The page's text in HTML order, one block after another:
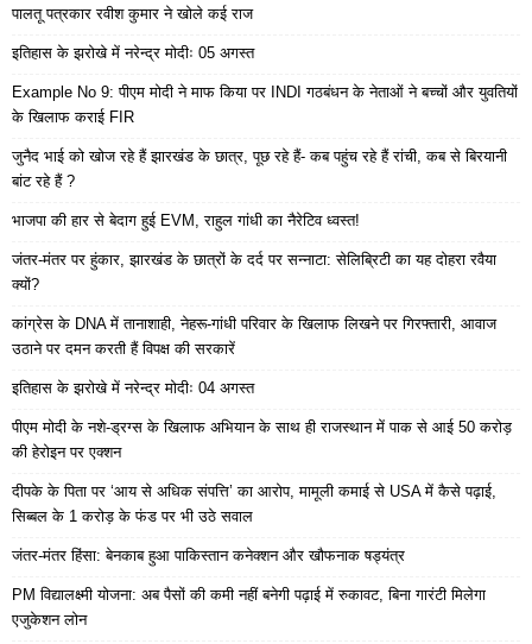
पालतू पत्रकार रवीश कुमार ने खोले कई राज
इतिहास के झरोखे में नरेन्द्र मोदीः 05 अगस्त
Example No 9: पीएम मोदी ने माफ किया पर INDI गठबंधन के नेताओं ने बच्चों और युवतियों
के खिलाफ कराई FIR
जुनैद भाई को खोज रहे हैं झारखंड के छात्र, पूछ रहे हैं- कब पहुंच रहे हैं रांची, कब से बिरयानी
बांट रहे हैं ?
भाजपा की हार से बेदाग हुई EVM, राहुल गांधी का नैरेटिव ध्वस्त!
जंतर-मंतर पर हुंकार, झारखंड के छात्रों के दर्द पर सन्नाटा: सेलिब्रिटी का यह दोहरा रवैया
क्यों?
कांग्रेस के DNA में तानाशाही, नेहरू-गांधी परिवार के खिलाफ लिखने पर गिरफ्तारी, आवाज
उठाने पर दमन करती हैं विपक्ष की सरकारें
इतिहास के झरोखे में नरेन्द्र मोदीः 04 अगस्त
पीएम मोदी के नशे-ड्रग्स के खिलाफ अभियान के साथ ही राजस्थान में पाक से आई 50 करोड़
की हेरोइन पर एक्शन
दीपके के पिता पर ‘आय से अधिक संपत्ति’ का आरोप, मामूली कमाई से USA में कैसे पढ़ाई,
सिब्बल के 1 करोड़ के फंड पर भी उठे सवाल
जंतर-मंतर हिंसा: बेनकाब हुआ पाकिस्तान कनेक्शन और खौफनाक षड्यंत्र
PM विद्यालक्ष्मी योजना: अब पैसों की कमी नहीं बनेगी पढ़ाई में रुकावट, बिना गारंटी मिलेगा
एजुकेशन लोन